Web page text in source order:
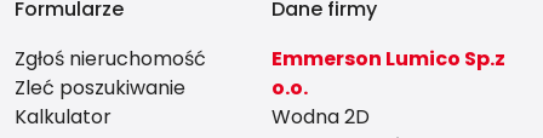
Formularze
Zgłoś nieruchomość
Zleć poszukiwanie
Kalkulator
Dane firmy
Emmerson Lumico Sp.z
o.o.
Wodna 2D